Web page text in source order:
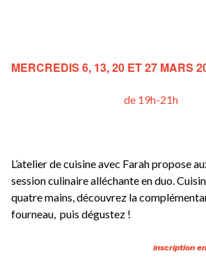
MERCREDIS 6, 13, 20 ET 27 MARS
de 19h-21h
L’atelier de cuisine avec Farah propose
session culinaire alléchante en duo.
quatre mains, découvrez la
fourneau,  puis dégustez !
inscription